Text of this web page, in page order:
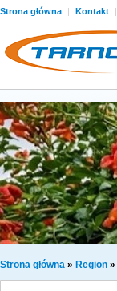
Strona główna | Kontakt |
Strona główna » Region »